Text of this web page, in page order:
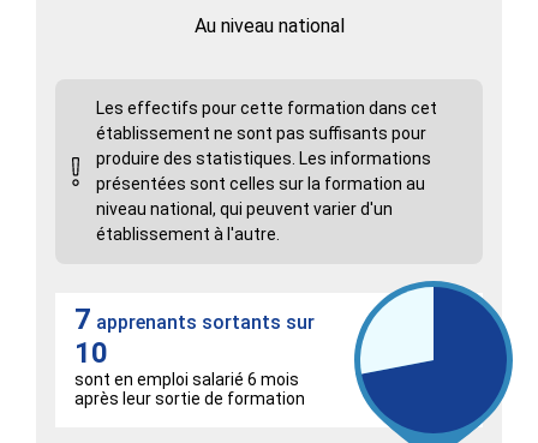
Au niveau national
Les effectifs pour cette formation dans cet
établissement ne sont pas suffisants pour
produire des statistiques. Les informations
présentées sont celles sur la formation au
niveau national, qui peuvent varier d'un
établissement à l'autre.
7 apprenants sortants sur
10
sont en emploi salarié 6 mois
après leur sortie de formation